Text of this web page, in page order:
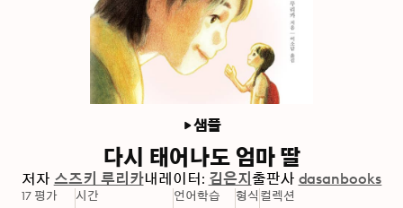
샘플
다시 태어나도 엄마 딸
저자 스즈키 루리카내레이터: 김은지 출판사 dasanbooks
17 평가 시간 언어학습 형식 컬렉션